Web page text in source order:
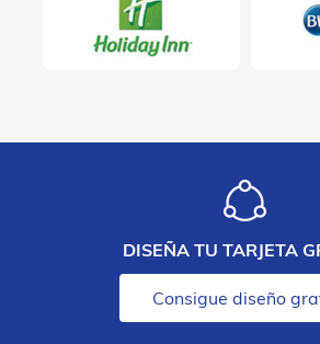
DISEÑA TU TARJETA
Consigue diseño